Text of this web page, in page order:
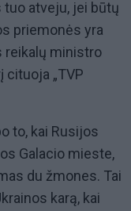
atveju, jei būtų
priemonės yra
reikalų ministro
cituoja „TVP
to, kai Rusijos
Galacio mieste,
du žmones. Tai
karą, kai